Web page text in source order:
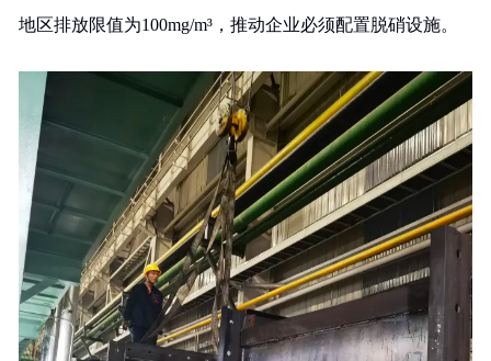
地区排放限值为100mg/m³，推动企业必须配置脱硝设施。